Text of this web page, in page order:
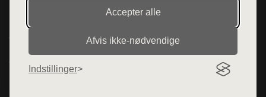
Accepter alle
Afvis ikke‑nødvendige
Indstillinger
Denne side er en del af want.dk, der udgiver en række
hjemmesider med præsentation af forskellige produkter fra
diverse webshops. Der sælges ikke varer fra denne side - vi
varerne på lager.